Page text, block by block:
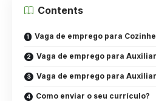
Contents
Vaga de emprego para
Vaga de emprego para
Vaga de emprego para
Como enviar o seu currículo?